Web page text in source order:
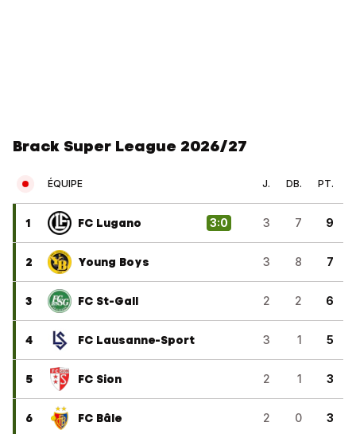
Brack Super League 2026/27
ÉQUIPE J. DB. PT.
1 FC Lugano 3:0 3 7 9
2 Young Boys 3 8 7
3 FC St-Gall 2 2 6
4 FC Lausanne-Sport 3 1 5
5 FC Sion 2 1 3
6 FC Bâle 2 0 3